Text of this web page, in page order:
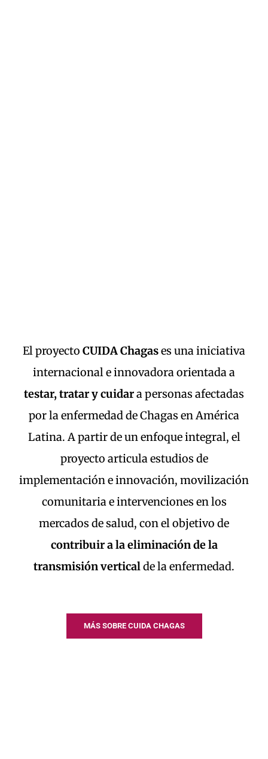
El proyecto CUIDA Chagases una iniciativa
internacional e innovadora orientada a
testar, tratar y cuidara personas afectadas
por la enfermedad de Chagas en América
Latina. A partir de un enfoque integral, el
proyecto articula estudios de
implementación e innovación, movilización
comunitaria e intervenciones en los
mercados de salud, con el objetivo de
contribuir a la eliminación de la
transmisión verticalde la enfermedad.
MÁS SOBRE CUIDA CHAGAS